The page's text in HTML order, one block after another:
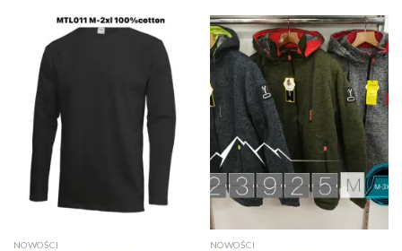
NOWOŚCI NOWOŚCI